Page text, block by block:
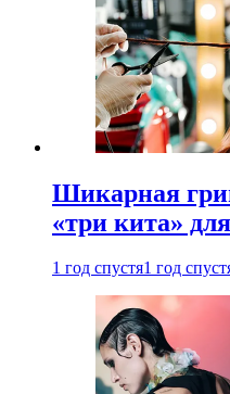
Шикарная
«три кита»
1 год спустя1 год